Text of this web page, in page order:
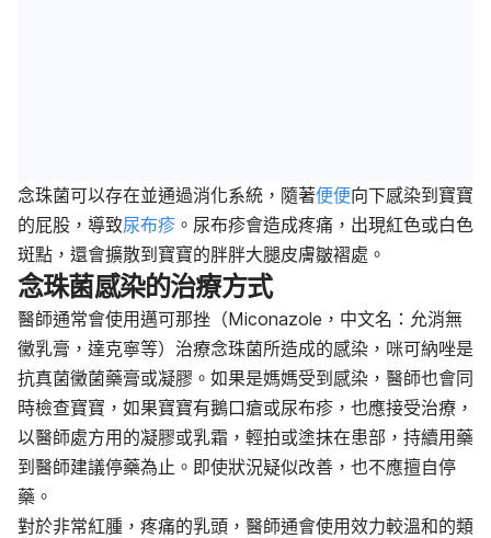
念珠菌可以存在並通過消化系統，隨著便便向下感染到寶寶
的屁股，導致尿布疹 。尿布疹會造成疼痛，出現紅色或白色
斑點，還會擴散到寶寶的胖胖大腿皮膚皺褶處。
念珠菌感染的治療方式
醫師通常會使用邁可那挫（Miconazole，中文名：允消無
黴乳膏，達克寧等）治療念珠菌所造成的感染，咪可納唑是
抗真菌黴菌藥膏或凝膠。如果是媽媽受到感染，醫師也會同
時檢查寶寶，如果寶寶有鵝口瘡或尿布疹，也應接受治療，
以醫師處方用的凝膠或乳霜，輕拍或塗抹在患部，持續用藥
到醫師建議停藥為止。即使狀況疑似改善，也不應擅自停
藥。
對於非常紅腫，疼痛的乳頭，醫師通會使用效力較溫和的類